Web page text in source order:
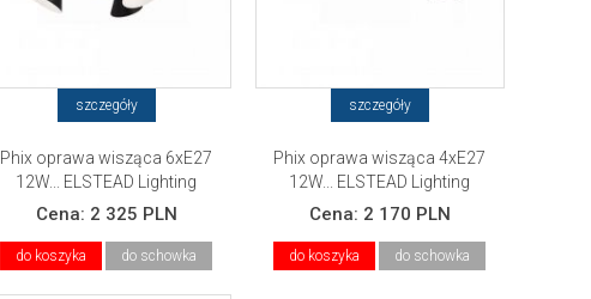
szczegóły
Phix oprawa wisząca 6xE27
12W... ELSTEAD Lighting
Cena: 2 325 PLN
do koszyka do schowka
szczegóły
Phix oprawa wisząca 4xE27
12W... ELSTEAD Lighting
Cena: 2 170 PLN
do koszyka do schowka